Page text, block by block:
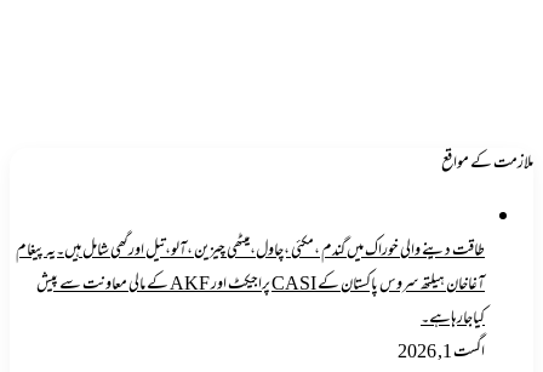
ملازمت کے مواقع
طاقت دینے والی خوراک میں گندم ،مکئی ،چاول،میٹھی چیزین ،آلو،تیل اورگھی شامل ہیں۔یہ پیغام
آغاخان ہیلتھ سروس پاکستان کے CASI پراجیکٹ اور AKF کے مالی معاونت سے پیش
کیاجارہاہے۔
اگست 1, 2026